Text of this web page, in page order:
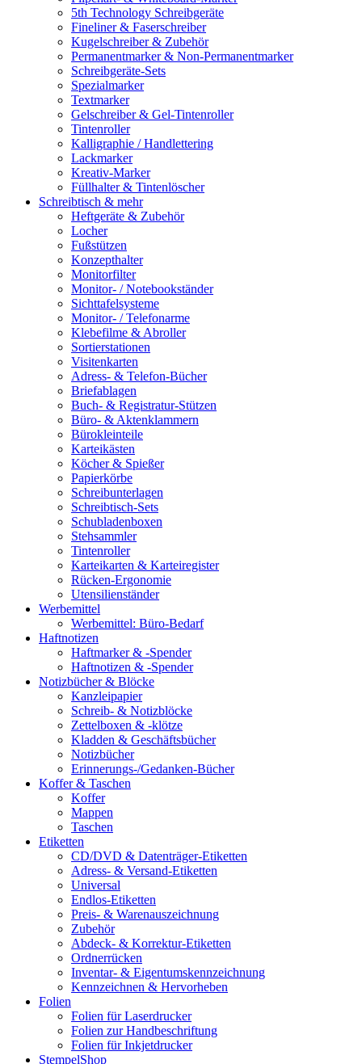
5th Technology Schreibgeräte
Fineliner & Faserschreiber
Kugelschreiber & Zubehör
Permanentmarker & Non-Permanentmarker
Schreibgeräte-Sets
Spezialmarker
Textmarker
Gelschreiber & Gel-Tintenroller
Tintenroller
Kalligraphie / Handlettering
Lackmarker
Kreativ-Marker
Füllhalter & Tintenlöscher
Schreibtisch & mehr
Heftgeräte & Zubehör
Locher
Fußstützen
Konzepthalter
Monitorfilter
Monitor- / Notebookständer
Sichttafelsysteme
Monitor- / Telefonarme
Klebefilme & Abroller
Sortierstationen
Visitenkarten
Adress- & Telefon-Bücher
Briefablagen
Buch- & Registratur-Stützen
Büro- & Aktenklammern
Bürokleinteile
Karteikästen
Köcher & Spießer
Papierkörbe
Schreibunterlagen
Schreibtisch-Sets
Schubladenboxen
Stehsammler
Tintenroller
Karteikarten & Karteiregister
Rücken-Ergonomie
Utensilienständer
Werbemittel
Werbemittel: Büro-Bedarf
Haftnotizen
Haftmarker & -Spender
Haftnotizen & -Spender
Notizbücher & Blöcke
Kanzleipapier
Schreib- & Notizblöcke
Zettelboxen & -klötze
Kladden & Geschäftsbücher
Notizbücher
Erinnerungs-/Gedanken-Bücher
Koffer & Taschen
Koffer
Mappen
Taschen
Etiketten
CD/DVD & Datenträger-Etiketten
Adress- & Versand-Etiketten
Universal
Endlos-Etiketten
Preis- & Warenauszeichnung
Zubehör
Abdeck- & Korrektur-Etiketten
Ordnerrücken
Inventar- & Eigentumskennzeichnung
Kennzeichnen & Hervorheben
Folien
Folien für Laserdrucker
Folien zur Handbeschriftung
Folien für Inkjetdrucker
StempelShop